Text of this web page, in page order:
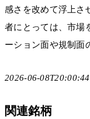
感さを改めて浮上さ
者にとっては、市場
ーション面や規制面
2026-06-
関連銘柄